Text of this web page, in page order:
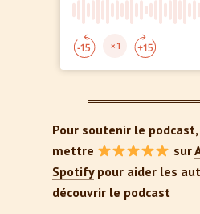
Pour soutenir le podcast,
mettre
sur
Spotifypour aider les
découvrir le podcast